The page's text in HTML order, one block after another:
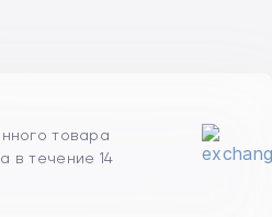
товара
в течение 14